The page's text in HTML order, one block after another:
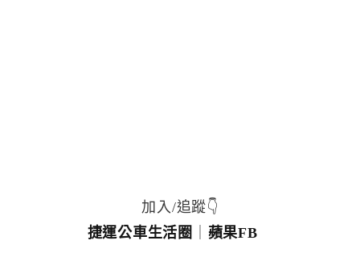
加入/追蹤👇
捷運公車生活圈
蘋果FB